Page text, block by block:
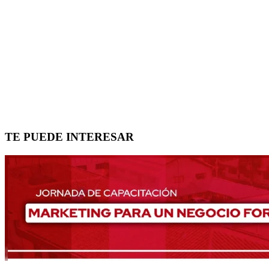
TE PUEDE INTERESAR